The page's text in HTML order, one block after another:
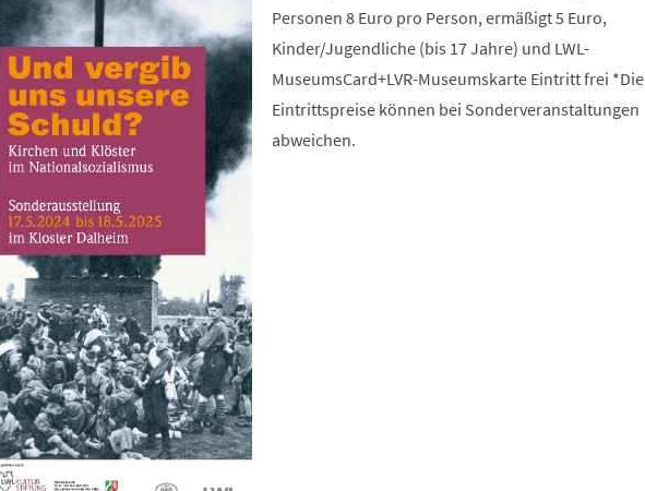
Personen 8 Euro pro Person, ermäßigt 5 Euro,
Kinder/Jugendliche (bis 17 Jahre) und LWL-
MuseumsCard+LVR-Museumskarte Eintritt frei *Die
Eintrittspreise können bei Sonderveranstaltungen
abweichen.